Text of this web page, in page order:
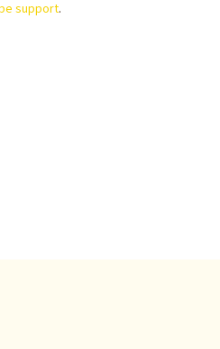
support.